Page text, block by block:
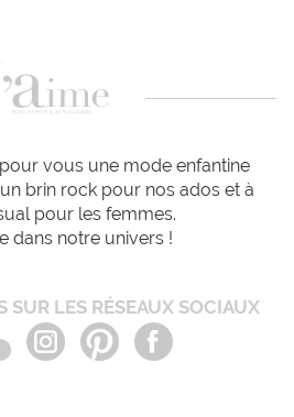
vous une mode enfantine
brin rock pour nos ados et à
pour les femmes.
dans notre univers !
SUR LES RÉSEAUX SOCIAUX